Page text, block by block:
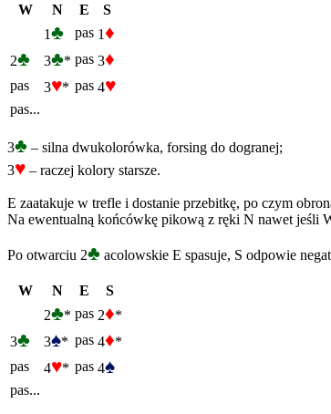
W N E
S
1♣ pas 1♦
2♣ 3♣* pas 3♦
pas 3♥* pas 4♥
pas...
3♣ – silna dwukolorówka, forsing do dogranej;
3♥ – raczej kolory starsze.
E zaatakuje w trefle i dostanie przebitkę, po czym
Na ewentualną końcówkę pikową z ręki N nawet jeśli
Po otwarciu 2♣ acolowskie E spasuje, S odpowie
W N E
S
2♣* pas 2♦*
3♣ 3♠* pas 4♦*
pas
4♥* pas 4♠
pas...